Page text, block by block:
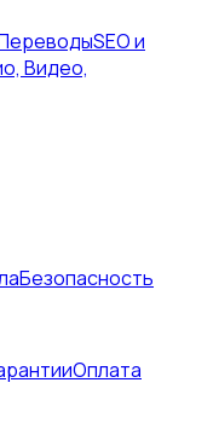
SEO и
Видео,
Безопасность
Оплата